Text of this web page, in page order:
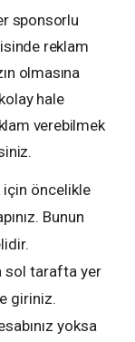
sponsorlu
reklam
olmasına
hale
verebilmek
öncelikle
Bunun
sol tarafta yer
giriniz.
yoksa